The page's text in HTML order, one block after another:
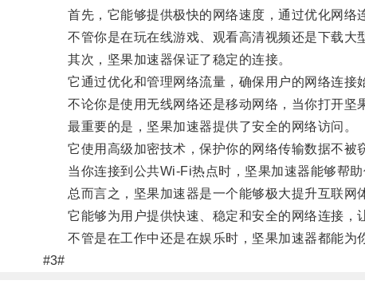
首先，它能够提供极快的网络速度，通过优化网络
不管你是在玩在线游戏、观看高清视频还是下载大
其次，坚果加速器保证了稳定的连接。
它通过优化和管理网络流量，确保用户的网络连接
不论你是使用无线网络还是移动网络，当你打开坚
最重要的是，坚果加速器提供了安全的网络访问。
它使用高级加密技术，保护你的网络传输数据不被
当你连接到公共Wi-Fi热点时，坚果加速器能够帮助
总而言之，坚果加速器是一个能够极大提升互联网
它能够为用户提供快速、稳定和安全的网络连接，
不管是在工作中还是在娱乐时，坚果加速器都能为
#3#